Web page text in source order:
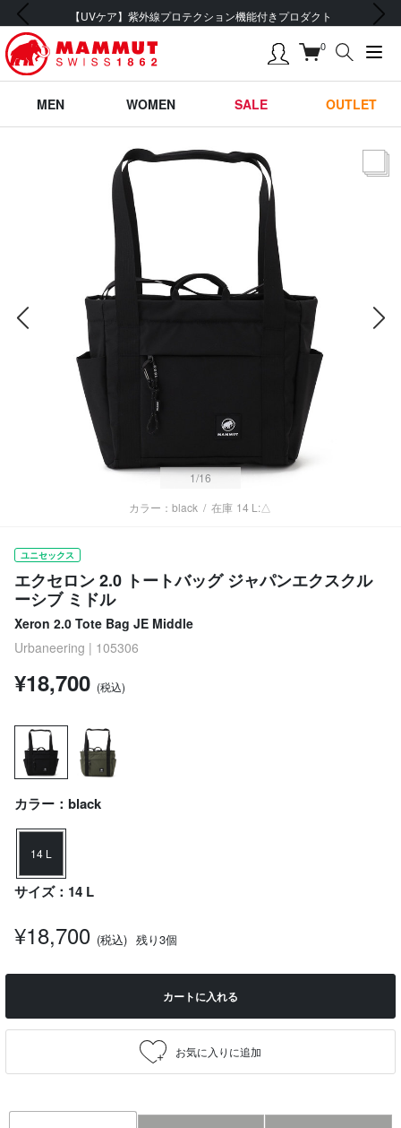
会員登録で【5,500円 (税込) 以上 送料無料】
前の画像 次の画像
0
MEN WOMEN SALE OUTLET
1/16
カラー：black / 在庫 14 L:△
ユニセックス
エクセロン 2.0 トートバッグ ジャパンエクスクル
ーシブ ミドル
Xeron 2.0 Tote Bag JE Middle
Urbaneering | 105306
¥18,700 (税込)
カラー：black
14 L
サイズ：14 L
¥18,700 (税込) 残り3個
カートに入れる